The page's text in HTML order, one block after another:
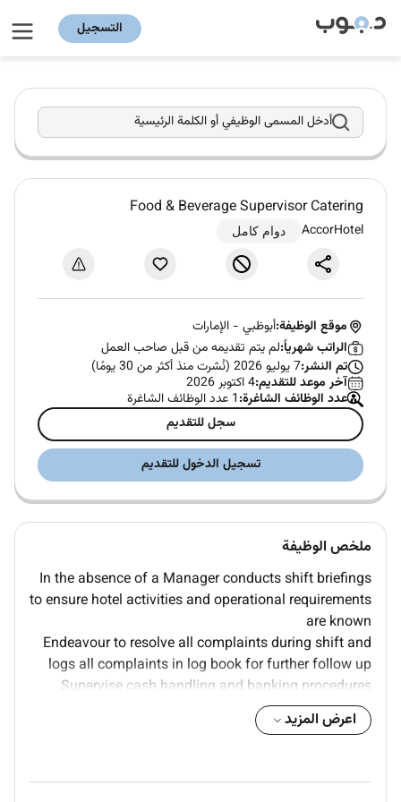
التسجيل
أدخل المسمى الوظيفي أو الكلمة الرئيسية
Food & Beverage Supervisor Catering
AccorHotel دوام كامل
موقع الوظيفة:أبوظبي - الإمارات
الراتب شهرياً:لم يتم تقديمه من قبل صاحب العمل
تم النشر:7 يوليو 2026 (نُشرت منذ أكثر من 30 يومًا)
آخر موعد للتقديم:4 اكتوبر 2026
عدد الوظائف الشاغرة:1 عدد الوظائف الشاغرة
سجل للتقديم
تسجيل الدخول للتقديم
ملخص الوظيفة
In the absence of a Manager conducts shift briefings
to ensure hotel activities and operational requirements
are known
Endeavour to resolve all complaints during shift and
logs all complaints in log book for further follow up
Supervise cash handling and banking procedures
Prepare daily banking and cash flow reports
Establish and instruct staff in cash security
اعرض المزيد